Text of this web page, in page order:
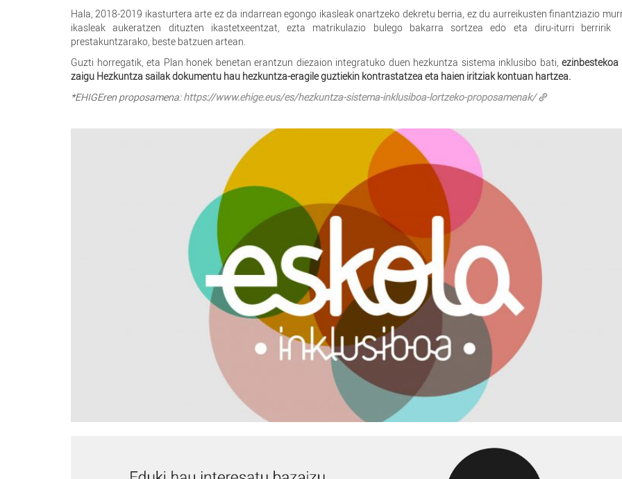
Hala, 2018-2019 ikasturtera arte ez da indarrean egongo ikasleak onartzeko dekretu berria, ez du aurreikusten finantziazio
ikasleak aukeratzen dituzten ikastetxeentzat, ezta matrikulazio bulego bakarra sortzea edo eta diru-iturri berririk
prestakuntzarako, beste batzuen artean.
Guzti horregatik, eta Plan honek benetan erantzun diezaion integratuko duen hezkuntza sistema inklusibo bati,
zaigu Hezkuntza sailak dokumentu hau hezkuntza-eragile guztiekin kontrastatzea eta haien iritziak kontuan hartzea.
*EHIGEren proposamena:https://www.ehige.eus/es/hezkuntza-sistema-inklusiboa-lortzeko-proposamenak/